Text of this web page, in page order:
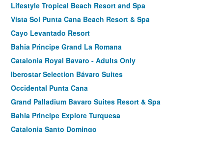
Lifestyle Tropical Beach Resort and Spa
Vista Sol Punta Cana Beach Resort & Spa
Cayo Levantado Resort
Bahia Principe Grand La Romana
Catalonia Royal Bavaro - Adults Only
Iberostar Selection Bávaro Suites
Occidental Punta Cana
Grand Palladium Bavaro Suites Resort & Spa
Bahia Principe Explore Turquesa
Catalonia Santo Domingo